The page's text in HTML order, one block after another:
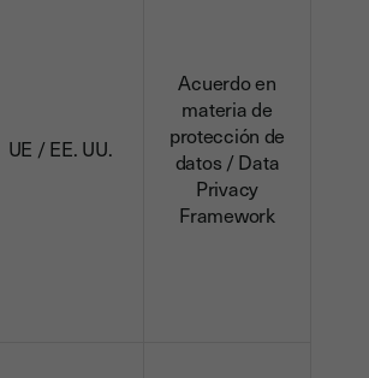
UE / EE. UU.
Acuerdo en
materia de
protección de
datos / Data
Privacy
Framework